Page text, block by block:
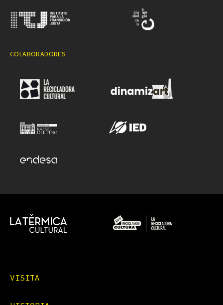
COLABORADORES
VISITA